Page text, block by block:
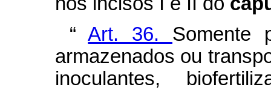
“Art. 36. Somente
armazenados ou
inoculantes,